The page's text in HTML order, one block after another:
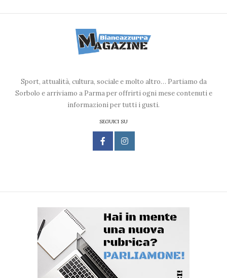
Sport, attualità, cultura, sociale e molto altro… Partiamo da
Sorbolo e arriviamo a Parma per offrirti ogni mese contenuti e
informazioni per tutti i gusti.
SEGUICI SU